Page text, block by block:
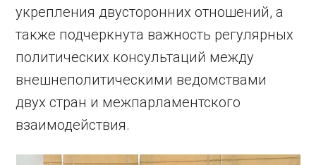
укрепления двусторонних отношений, а
также подчеркнута важность регулярных
политических консультаций между
внешнеполитическими ведомствами
двух стран и межпарламентского
взаимодействия.